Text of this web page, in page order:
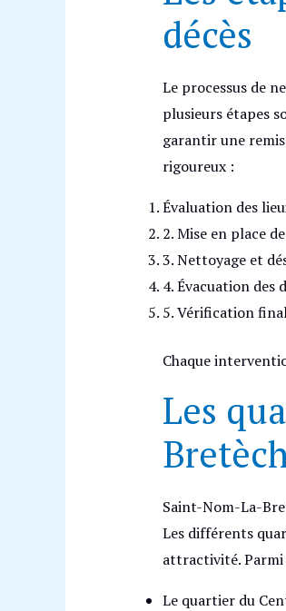
décès
Le processus de
plusieurs étapes
garantir une
rigoureux :
Évaluation des
2. Mise en place
3. Nettoyage et
4. Évacuation des
5. Vérification
Chaque
Les
Saint-Nom-La-
Les différents
attractivité.
Le quartier du